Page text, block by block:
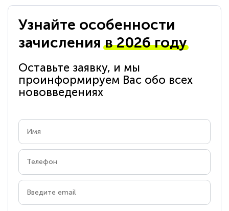
Узнайте особенности
зачисленияв 2026 году
Оставьте заявку, и мы
проинформируем Вас обо всех
нововведениях